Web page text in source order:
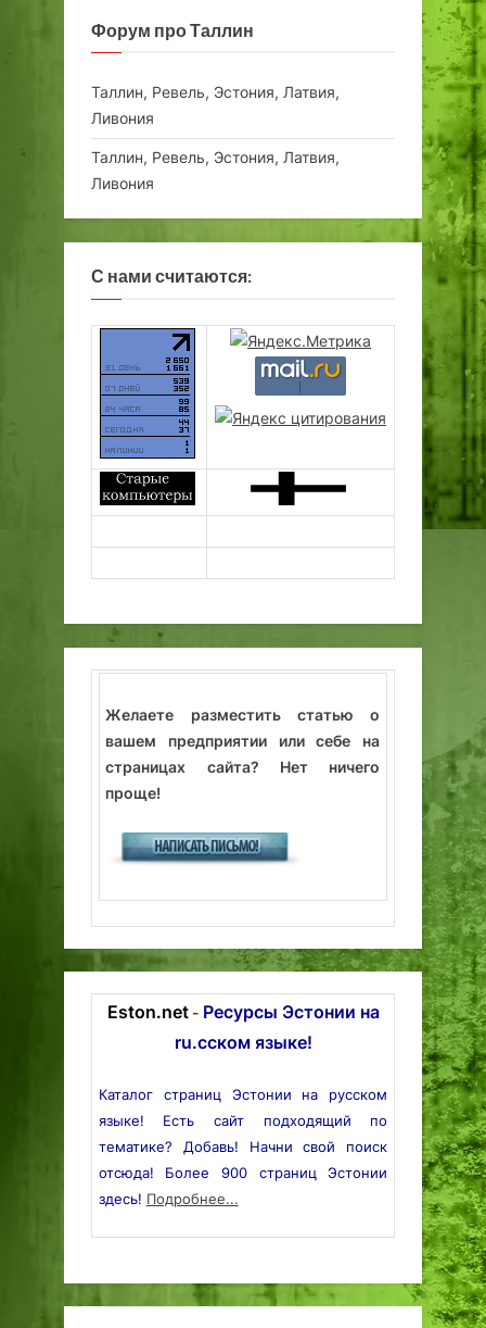
Форум про Таллин
Таллин, Ревель, Эстония, Латвия,
Ливония
Таллин, Ревель, Эстония, Латвия,
Ливония
С нами считаются:
Желаете разместить статью о
вашем предприятии или себе на
страницах сайта? Нет ничего
проще!
Eston.net- Ресурсы Эстонии на
ru.сском языке!
Каталог страниц Эстонии на русском
языке! Есть сайт подходящий по
тематике? Добавь! Начни свой поиск
отсюда! Более 900 страниц Эстонии
здесь! Подробнее...